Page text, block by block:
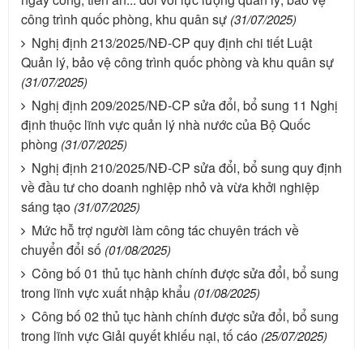
công trình quốc phòng, khu quân sự (31/07/2025)
Nghị định 213/2025/NĐ-CP quy định chi tiết Luật
Quản lý, bảo vệ công trình quốc phòng và khu quân sự
(31/07/2025)
Nghị định 209/2025/NĐ-CP sửa đổi, bổ sung 11 Nghị
định thuộc lĩnh vực quản lý nhà nước của Bộ Quốc
phòng (31/07/2025)
Nghị định 210/2025/NĐ-CP sửa đổi, bổ sung quy định
về đầu tư cho doanh nghiệp nhỏ và vừa khởi nghiệp
sáng tạo (31/07/2025)
Mức hỗ trợ người làm công tác chuyên trách về
chuyển đổi số (01/08/2025)
Công bố 01 thủ tục hành chính được sửa đổi, bổ sung
trong lĩnh vực xuất nhập khẩu (01/08/2025)
Công bố 02 thủ tục hành chính được sửa đổi, bổ sung
trong lĩnh vực Giải quyết khiếu nại, tố cáo (25/07/2025)